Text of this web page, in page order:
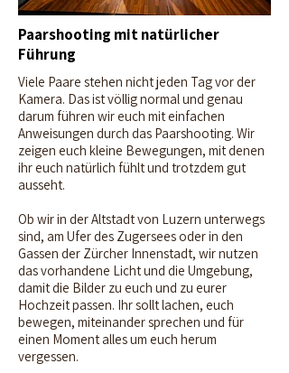
Paarshooting mit natürlicher
Führung
Viele Paare stehen nicht jeden Tag vor der
Kamera. Das ist völlig normal und genau
darum führen wir euch mit einfachen
Anweisungen durch das Paarshooting. Wir
zeigen euch kleine Bewegungen, mit denen
ihr euch natürlich fühlt und trotzdem gut
ausseht.
Ob wir in der Altstadt von Luzern unterwegs
sind, am Ufer des Zugersees oder in den
Gassen der Zürcher Innenstadt, wir nutzen
das vorhandene Licht und die Umgebung,
damit die Bilder zu euch und zu eurer
Hochzeit passen. Ihr sollt lachen, euch
bewegen, miteinander sprechen und für
einen Moment alles um euch herum
vergessen.